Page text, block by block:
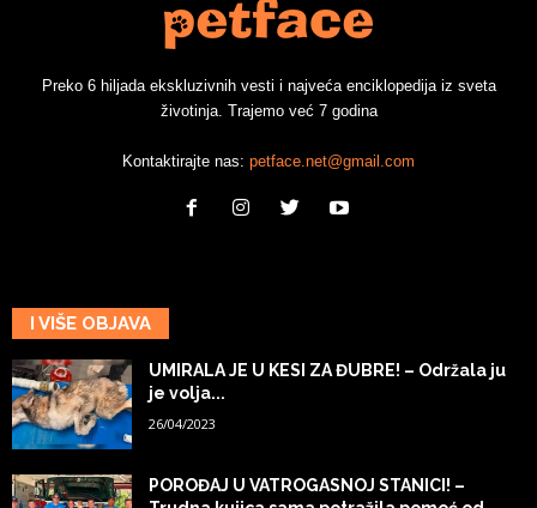
Preko 6 hiljada ekskluzivnih vesti i najveća enciklopedija iz sveta
životinja. Trajemo već 7 godina
Kontaktirajte nas: petface.net@gmail.com
I VIŠE OBJAVA
UMIRALA JE U KESI ZA ĐUBRE! – Održala ju
je volja...
26/04/2023
POROĐAJ U VATROGASNOJ STANICI! –